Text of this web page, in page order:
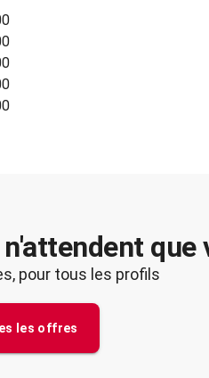
que
pour tous les profils
les offres